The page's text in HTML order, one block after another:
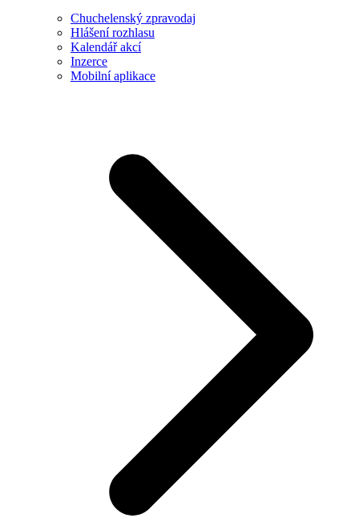
Chuchelenský zpravodaj
Hlášení rozhlasu
Kalendář akcí
Inzerce
Mobilní aplikace